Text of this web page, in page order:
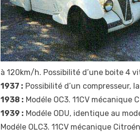
à 120km/h. Possibilité d’une boite 4
1937 : Possibilité d’un compresseur,
1938 : Modéle OC3. 11CV mécanique
1939 : Modéle ODU, identique au
Modéle OLC3. 11CV mécanique